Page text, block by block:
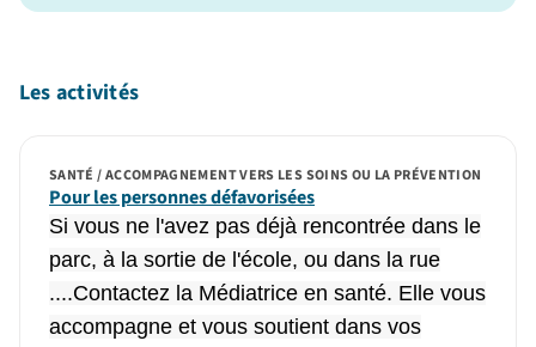
Les activités
Pour les personnes défavorisées
SANTÉ / ACCOMPAGNEMENT VERS LES SOINS OU LA PRÉVENTION
Si vous ne l'avez pas déjà rencontrée dans le
parc, à la sortie de l'école, ou dans la rue
....Contactez la Médiatrice en santé. Elle vous
accompagne et vous soutient dans vos